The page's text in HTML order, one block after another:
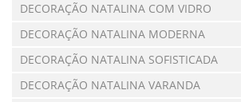
DECORAÇÃO NATALINA COM VIDRO
DECORAÇÃO NATALINA MODERNA
DECORAÇÃO NATALINA SOFISTICADA
DECORAÇÃO NATALINA VARANDA